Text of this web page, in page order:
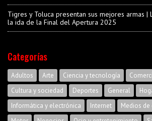
Tigres y Toluca presentan sus mejores armas |
la ida de la Final del Apertura 2025
Categorías
Adultos Arte Ciencia y tecnología
Cultura y sociedad
Deportes General
Informática y electrónica
Internet
Medios